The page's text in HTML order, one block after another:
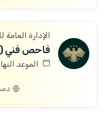
فاحص فني
الموعد النهائي: 17/